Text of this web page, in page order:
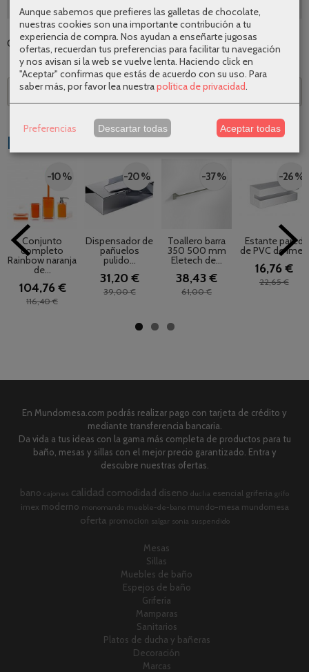
Categoría:Accesorios de baño|Tags:|Comentarios
Descripción
Productos Relacionados
-10 %
Conjunto
completo
Rainbow naranja
de...
104,76 €
116,40 €
-20 %
Dispensador de
pañuelos
pulido...
31,20 €
39,00 €
-37 %
Toallero barra
350 500 mm
Eletech de...
38,43 €
61,00 €
-26 %
Estante pared
de PVC de Imex
16,76 €
22,65 €
En Mundomesa.com podrás realizar pago con tarjeta de crédito y
mediante transferencia bancaria.
Da vida a tus ideas con la gama más completa de productos para tu
baño, mesas y sillas con el mejor precio garantizado. Entra y
descubre nuestras ofertas.
bano cajones calidad comodidad diseno ducha esencial griferia grifo
imex moderno monomando mueble-de-bano mundo-mesa mundomesa
oferta promocion salgar sonia suspendido
Mesas
Sillas
Muebles de baño
Espejos de baño
Grifería
Mamparas
Sanitarios
Platos de ducha y bañeras
Decoración
Marcas
Aunque sabemos que prefieres las galletas de chocolate,
nuestras cookies son una importante contribución a tu
experiencia de compra. Nos ayudan a enseñarte jugosas
ofertas, recuerdan tus preferencias para facilitar tu navegación
y nos avisan si la web se vuelve lenta. Haciendo click en
"Aceptar" confirmas que estás de acuerdo con su uso. Para
saber más, por favor lea nuestrapolítica de privacidad.
Preferencias Descartar todas Aceptar todas